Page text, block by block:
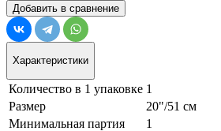
Добавить в сравнение
Характеристики
Количество в 1 упаковке 1
Размер
20"/51 см
Минимальная партия
1